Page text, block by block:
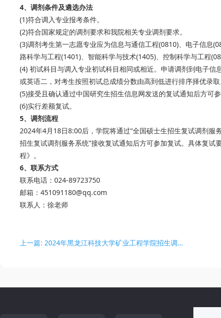
4、调剂条件及遴选办法
(1)符合调入专业报考条件。
(2)符合国家规定的调剂要求和我院相关专业调剂要求。
(3)调剂考生第一志愿专业应为信息与通信工程(0810)、电子信息
路科学与工程(1401)、智能科学与技术(1405)、控制科学与工程
(4) 初试科目与调入专业初试科目相同或相近。申请调剂到电子
或英语二，对考生按照初试总成绩分数由高到低进行排序择优录
(5)接受且确认通过中国研究生招生信息网发送的复试通知后方可
(6)实行差额复试。
5、调剂流程
2024年4月18日8:00后，学院将通过“全国硕士生招生复试调剂服
招生复试调剂服务系统”接收复试通知后方可参加复试。具体复
程》。
6、联系方式
联系电话：024-89723750
邮箱：451091180@qq.com
联系人：徐老师
上一篇: 2024年黑龙江科技大学矿业工程学院招生调剂信息